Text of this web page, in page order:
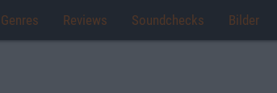
Genres Reviews Soundchecks Bilder